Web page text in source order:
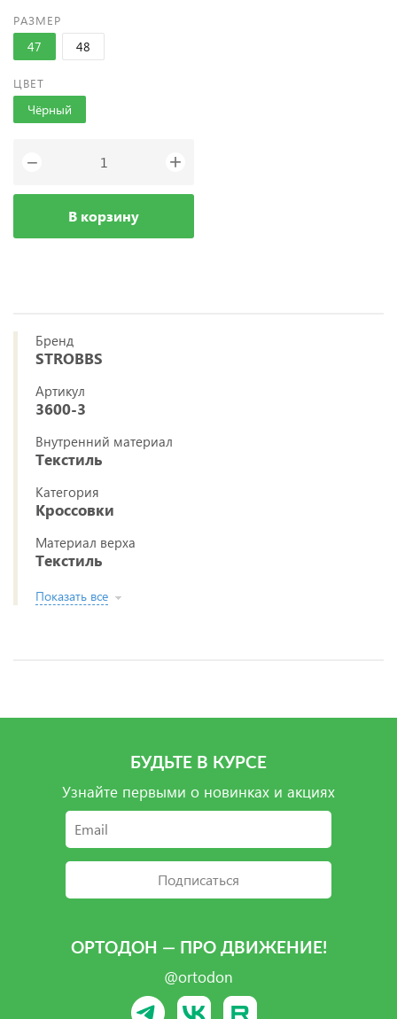
РАЗМЕР
47 48
ЦВЕТ
Чёрный
− +
В корзину
Бренд
STROBBS
Артикул
3600-3
Внутренний материал
Текстиль
Категория
Кроссовки
Материал верха
Текстиль
Показать все
БУДЬТЕ В КУРСЕ
Узнайте первыми о новинках и акциях
Подписаться
ОРТОДОН — ПРО ДВИЖЕНИЕ!
@ortodon